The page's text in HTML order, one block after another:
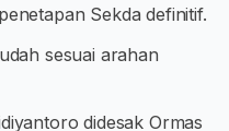
Sekda definitif.
sesuai arahan
didesak Ormas